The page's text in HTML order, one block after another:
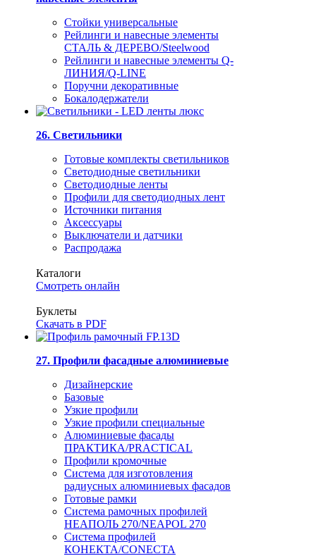
Стойки универсальные
Рейлинги и навесные элементы
СТАЛЬ & ДЕРЕВО/Steelwood
Рейлинги и навесные элементы Q-
ЛИНИЯ/Q-LINE
Поручни декоративные
Бокалодержатели
26. Светильники
Готовые комплекты светильников
Светодиодные светильники
Светодиодные ленты
Профили для светодиодных лент
Источники питания
Аксессуары
Выключатели и датчики
Распродажа
Каталоги
Смотреть онлайн
Буклеты
Скачать в PDF
27. Профили фасадные алюминиевые
Дизайнерские
Базовые
Узкие профили
Узкие профили специальные
Алюминиевые фасады
ПРАКТИКА/PRACTICAL
Профили кромочные
Система для изготовления
радиусных алюминиевых фасадов
Готовые рамки
Система рамочных профилей
НЕАПОЛЬ 270/NEAPOL 270
Система профилей
КОНЕКТА/CONECTA